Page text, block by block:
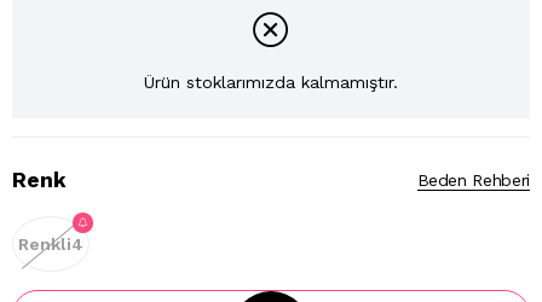
Ürün stoklarımızda kalmamıştır.
Renk
Renkli4
Beden Rehberi